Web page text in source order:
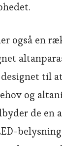
også en
til
og
de en